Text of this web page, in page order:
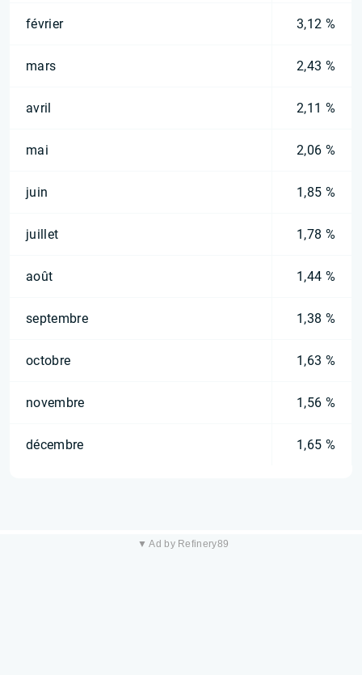
février 3,12 %
mars 2,43 %
avril 2,11 %
mai 2,06 %
juin 1,85 %
juillet 1,78 %
août 1,44 %
septembre 1,38 %
octobre 1,63 %
novembre 1,56 %
décembre 1,65 %
▼ Ad by Refinery89